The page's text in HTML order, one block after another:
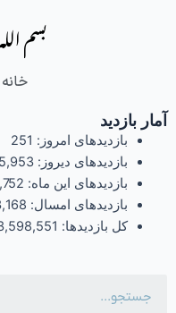
بسم
خانه
آمار بازدید
بازدیدهای امروز: 251
بازدیدهای دیروز: 5,953
بازدیدهای این ماه:
بازدیدهای امسال:
کل بازدیدها: